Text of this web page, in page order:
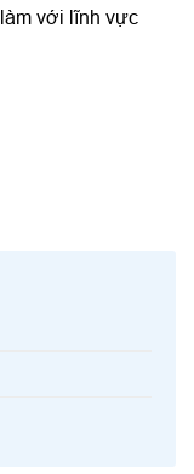
với lĩnh vực